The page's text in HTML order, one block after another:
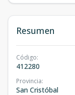
Resumen
Código:
412280
Provincia:
San Cristóbal